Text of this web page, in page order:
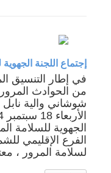
إجتماع اللجنة
في إطار التنسيق
من الحوادث
شوشاني والية نابل
الجهوية للسلامة
الفرع الإقليمي
لسلامة المرور ،